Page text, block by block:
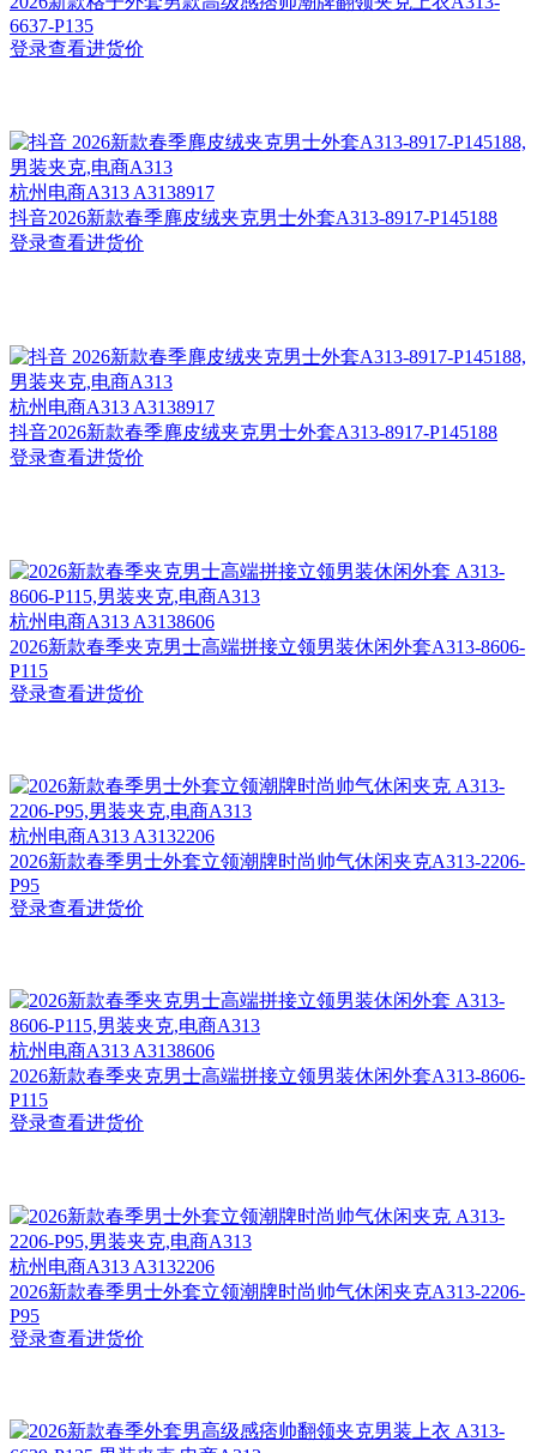
6637-P135
登录查看进货价
杭州 电商A313 A3138917
抖音2026新款春季麂皮绒夹克男士外套A313-8917-P145188
登录查看进货价
杭州 电商A313 A3138917
抖音2026新款春季麂皮绒夹克男士外套A313-8917-P145188
登录查看进货价
杭州 电商A313 A3138606
2026新款春季夹克男士高端拼接立领男装休闲外套A313-8606-
P115
登录查看进货价
杭州 电商A313 A3132206
2026新款春季男士外套立领潮牌时尚帅气休闲夹克A313-2206-
P95
登录查看进货价
杭州 电商A313 A3138606
2026新款春季夹克男士高端拼接立领男装休闲外套A313-8606-
P115
登录查看进货价
杭州 电商A313 A3132206
2026新款春季男士外套立领潮牌时尚帅气休闲夹克A313-2206-
P95
登录查看进货价